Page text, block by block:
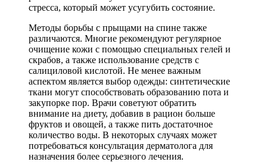
стресса, который может усугубить состояние.
Методы борьбы с прыщами на спине также
различаются. Многие рекомендуют регулярное
очищение кожи с помощью специальных гелей и
скрабов, а также использование средств с
салициловой кислотой. Не менее важным
аспектом является выбор одежды: синтетические
ткани могут способствовать образованию пота и
закупорке пор. Врачи советуют обратить
внимание на диету, добавив в рацион больше
фруктов и овощей, а также пить достаточное
количество воды. В некоторых случаях может
потребоваться консультация дерматолога для
назначения более серьезного лечения.